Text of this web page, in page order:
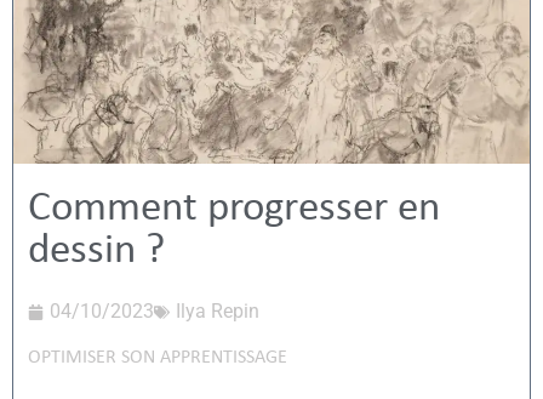
Comment progresser en
dessin ?
04/10/2023 Ilya Repin
OPTIMISER SON APPRENTISSAGE